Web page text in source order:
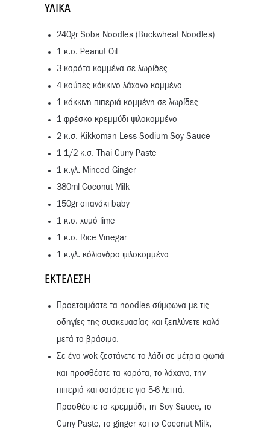
ΥΛΙΚΆ
240gr Soba Noodles (Buckwheat Noodles)
1 κ.σ. Peanut Oil
3 καρότα κομμένα σε λωρίδες
4 κούπες κόκκινο λάχανο κομμένο
1 κόκκινη πιπεριά κομμένη σε λωρίδες
1 φρέσκο κρεμμύδι ψιλοκομμένο
2 κ.σ. Kikkoman Less Sodium Soy Sauce
1 1/2 κ.σ. Thai Curry Paste
1 κ.γλ. Minced Ginger
380ml Coconut Milk
150gr σπανάκι baby
1 κ.σ. χυμό lime
1 κ.σ. Rice Vinegar
1 κ.γλ. κόλιανδρο ψιλοκομμένο
ΕΚΤΈΛΕΣΗ
Προετοιμάστε τα noodles σύμφωνα με τις
οδηγίες της συσκευασίας και ξεπλύνετε καλά
μετά το βράσιμο.
Σε ένα wok ζεστάνετε το λάδι σε μέτρια φωτιά
και προσθέστε τα καρότα, το λάχανο, την
πιπεριά και σοτάρετε για 5-6 λεπτά.
Προσθέστε το κρεμμύδι, τη Soy Sauce, το
Curry Paste, το ginger και το Coconut Milk,